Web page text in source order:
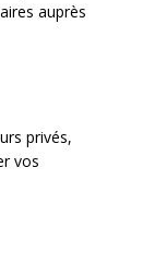
auprès
privés,
vos